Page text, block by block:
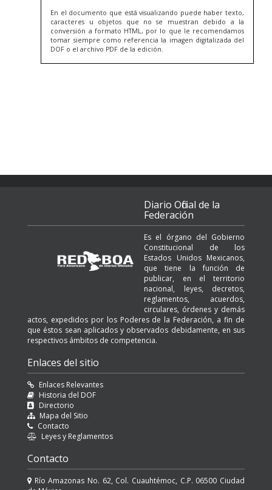
En el documento que está visualizando puede haber texto,
caracteres u objetos que no se muestran debido a la
conversión a formato HTML, por lo que le recomendamos
tomar siempre como referencia la imagen digitalizada del
DOF o el archivo PDF de la edición.
Diario Oficial de la
Federación
Es el órgano del Gobierno
Constitucional de los
Estados Unidos Mexicanos,
que tiene la función de
publicar, en el territorio
nacional, leyes, decretos,
reglamentos, acuerdos,
circulares, órdenes y demás
actos, expedidos por los Poderes de la Federación, a fin de
que éstos sean aplicados y observados debidamente, en sus
respectivos ámbitos de competencia.
Enlaces del sitio
Enlaces Relevantes
Historia del DOF
Directorio
Mapa del Sitio
Contacto
Leyes y Reglamentos
Contacto
Río Amazonas No. 62, Col. Cuauhtémoc, C.P. 06500 Ciudad